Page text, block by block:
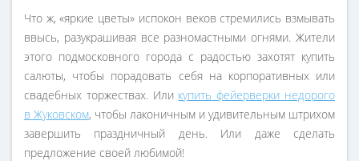
Что ж, «яркие цветы» испокон веков стремились взмывать
ввысь, разукрашивая все разномастными огнями. Жители
этого подмосковного города с радостью захотят купить
салюты, чтобы порадовать себя на корпоративных или
свадебных торжествах. Или купить фейерверки недорого
в Жуковском, чтобы лаконичным и удивительным штрихом
завершить праздничный день. Или даже сделать
предложение своей любимой!